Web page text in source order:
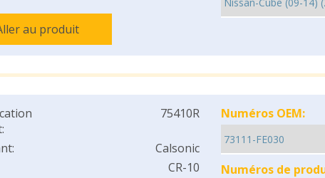
au produit
75410R
Calsonic
CR-10
Numéros OEM:
Numéros de